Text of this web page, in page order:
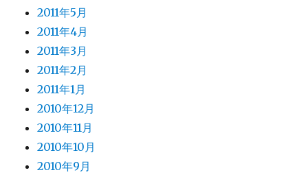
2011年5月
2011年4月
2011年3月
2011年2月
2011年1月
2010年12月
2010年11月
2010年10月
2010年9月